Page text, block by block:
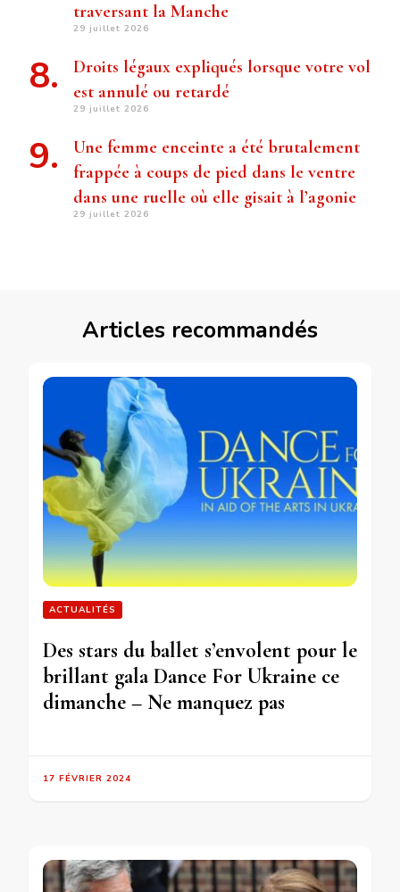
traversant la Manche
29 juillet 2026
Droits légaux expliqués lorsque votre vol
est annulé ou retardé
29 juillet 2026
Une femme enceinte a été brutalement
frappée à coups de pied dans le ventre
dans une ruelle où elle gisait à l’agonie
29 juillet 2026
Articles recommandés
ACTUALITÉS
Des stars du ballet s’envolent pour le
brillant gala Dance For Ukraine ce
dimanche – Ne manquez pas
17 FÉVRIER 2024